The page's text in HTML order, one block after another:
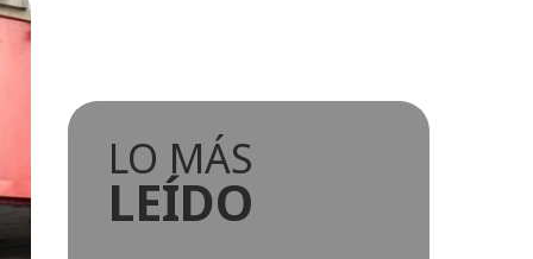
LO MÁS
LEÍDO